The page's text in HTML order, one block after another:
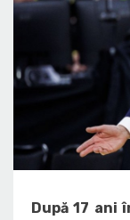
După 17 ani